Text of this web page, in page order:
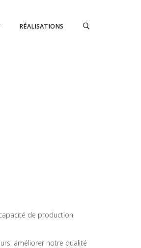
RÉALISATIONS
de production.
améliorer notre qualité